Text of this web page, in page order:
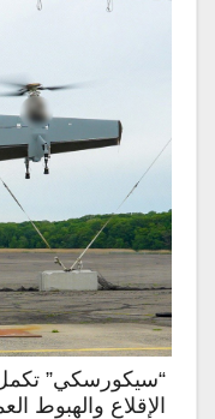
“سيكورسكي” تكمل
الإقلاع والهبوط